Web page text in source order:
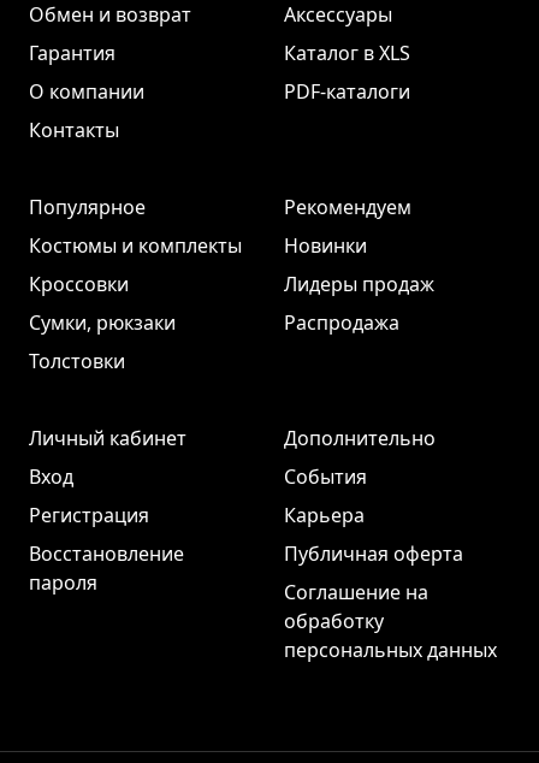
Обмен и возврат
Гарантия
О компании
Контакты
Аксессуары
Каталог в XLS
PDF-каталоги
Популярное
Костюмы и комплекты
Кроссовки
Сумки, рюкзаки
Толстовки
Рекомендуем
Новинки
Лидеры продаж
Распродажа
Личный кабинет
Вход
Регистрация
Восстановление
пароля
Дополнительно
События
Карьера
Публичная оферта
Соглашение на
обработку
персональных данных